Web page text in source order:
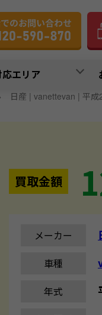
応エリア
日産 | vanettevan | 平
買取金額
メーカー
車種
年式